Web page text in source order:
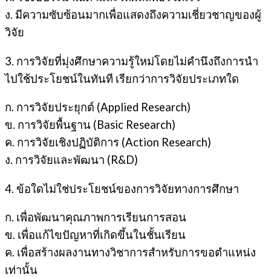
ง. มีความซับซ้อนมากเพื่อแสดงถึงความเชี่ยวชาญของผู้
วิจัย
3. การวิจัยที่มุ่งศึกษาความรู้ใหม่โดยไม่คำนึงถึงการนำ
ไปใช้ประโยชน์ในทันที เรียกว่าการวิจัยประเภทใด
ก. การวิจัยประยุกต์ (Applied Research)
ข. การวิจัยพื้นฐาน (Basic Research)
ค. การวิจัยเชิงปฏิบัติการ (Action Research)
ง. การวิจัยและพัฒนา (R&D)
4. ข้อใดไม่ใช่ประโยชน์ของการวิจัยทางการศึกษา
ก. เพื่อพัฒนาคุณภาพการเรียนการสอน
ข. เพื่อแก้ไขปัญหาที่เกิดขึ้นในชั้นเรียน
ค. เพื่อสร้างผลงานทางวิชาการสำหรับการขอตำแหน่ง
เท่านั้น